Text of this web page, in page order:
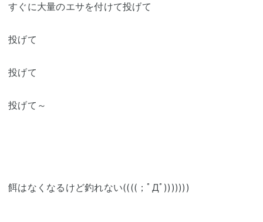
すぐに大量のエサを付けて投げて
投げて
投げて
投げて～
餌はなくなるけど釣れない((((；ﾟДﾟ)))))))